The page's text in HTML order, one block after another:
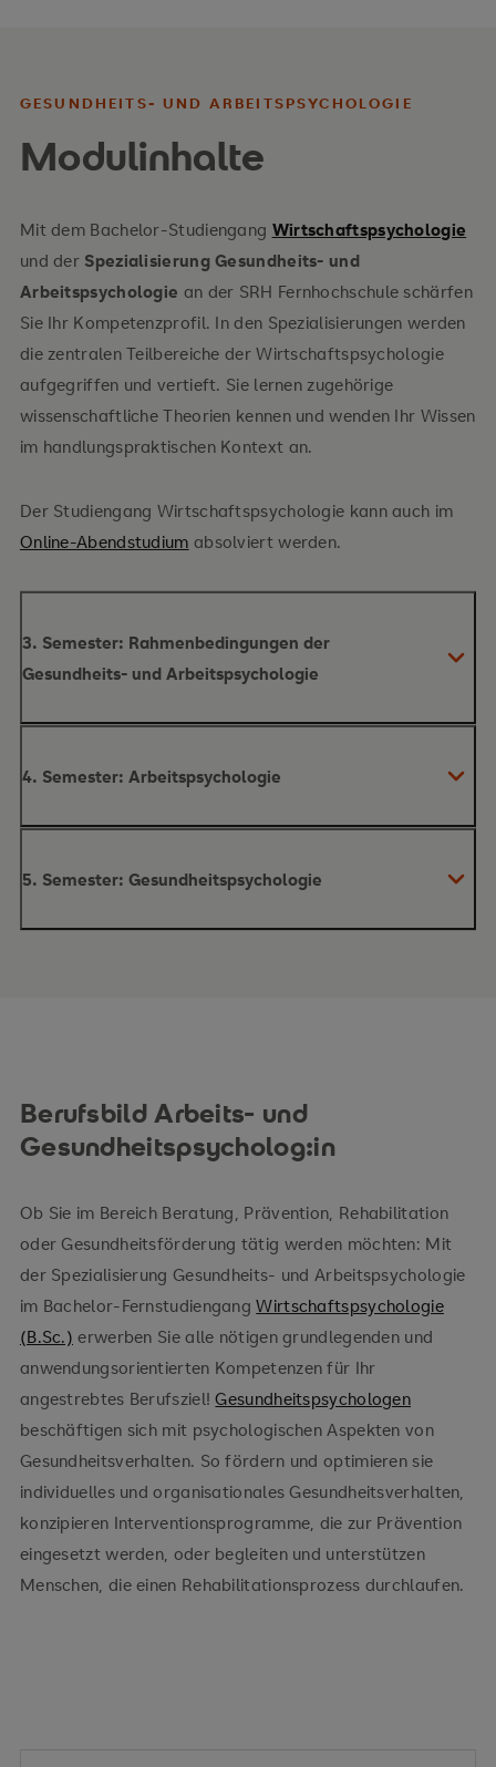
GESUNDHEITS- UND ARBEITSPSYCHOLOGIE
Modulinhalte
Mit dem Bachelor-Studiengang Wirtschaftspsychologie
und der Spezialisierung Gesundheits- und
Arbeitspsychologie an der SRH Fernhochschule schärfen
Sie Ihr Kompetenzprofil. In den Spezialisierungen werden
die zentralen Teilbereiche der Wirtschaftspsychologie
aufgegriffen und vertieft. Sie lernen zugehörige
wissenschaftliche Theorien kennen und wenden Ihr Wissen
im handlungspraktischen Kontext an.
Der Studiengang Wirtschaftspsychologie kann auch im
Online-Abendstudium absolviert werden.
3. Semester: Rahmenbedingungen der
Gesundheits- und Arbeitspsychologie
Vermittelte Kompetenzen
4. Semester: Arbeitspsychologie
5. Semester: Gesundheitspsychologie
Berufsbild Arbeits- und
Gesundheitspsycholog:in
Ob Sie im Bereich Beratung, Prävention, Rehabilitation
oder Gesundheitsförderung tätig werden möchten: Mit
der Spezialisierung Gesundheits- und Arbeitspsychologie
im Bachelor-FernstudiengangWirtschaftspsychologie
(B.Sc.) erwerben Sie alle nötigen grundlegenden und
anwendungsorientierten Kompetenzen für Ihr
angestrebtes Berufsziel!Gesundheitspsychologen
beschäftigen sich mit psychologischen Aspekten von
Gesundheitsverhalten. So fördern und optimieren sie
individuelles und organisationales Gesundheitsverhalten,
konzipieren Interventionsprogramme, die zur Prävention
eingesetzt werden, oder begleiten und unterstützen
Menschen, die einen Rehabilitationsprozess durchlaufen.